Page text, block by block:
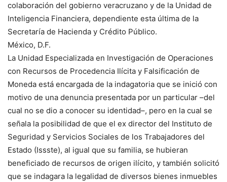
colaboración del gobierno veracruzano y de la Unidad de
Inteligencia Financiera, dependiente esta última de la
Secretaría de Hacienda y Crédito Público.
México, D.F.
La Unidad Especializada en Investigación de Operaciones
con Recursos de Procedencia Ilícita y Falsificación de
Moneda está encargada de la indagatoria que se inició con
motivo de una denuncia presentada por un particular –del
cual no se dio a conocer su identidad–, pero en la cual se
señala la posibilidad de que el ex director del Instituto de
Seguridad y Servicios Sociales de los Trabajadores del
Estado (Issste), al igual que su familia, se hubieran
beneficiado de recursos de origen ilícito, y también solicitó
que se indagara la legalidad de diversos bienes inmuebles